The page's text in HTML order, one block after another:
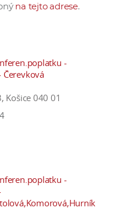
í
n
na tejto adrese.
-
Čerevková
Košice 040 01
-